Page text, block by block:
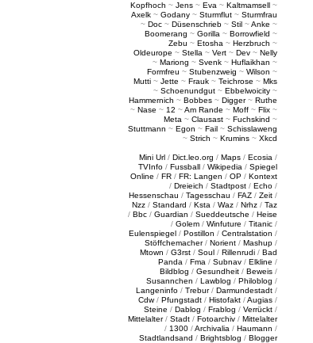
Kopfhoch ~ Jens ~ Eva ~ Kaltmamsell ~
Axelk ~ Godany ~ Sturmflut ~ Sturmfrau
~ Doc ~ Düsenschrieb ~ Stil ~Anke ~
Boomerang ~ Gorilla ~ Borrowfield ~
Zebu ~ Etosha ~ Herzbruch ~
Oldeurope ~ Stella ~ Vert ~ Dev ~ Nelly
~ Mariong ~ Svenk ~ Huflaikhan ~
Formfreu ~ Stubenzweig ~ Wilson ~
Mutti ~ Jette ~ Frauk ~ Teichrose ~ Mks
~ Schoenundgut ~ Ebbelwoicity ~
Hammernich ~ Bobbes ~ Digger~ Ruthe
~ Nase ~ 12 ~Am Rande ~ Moff ~ Flix ~
Meta ~ Clausast ~ Fuchskind ~
Stuttmann ~ Egon ~ Fail ~ Schisslaweng
~ Strich ~ Krumins ~ Xkcd
Mini Url / Dict.leo.org / Maps / Ecosia /
TVInfo / Fussball / Wikipedia / Spiegel
Online / FR / FR: Langen / OP / Kontext
/ Dreieich / Stadtpost / Echo /
Hessenschau / Tagesschau / FAZ / Zeit /
Nzz / Standard / Ksta / Waz / Nrhz / Taz
/ Bbc / Guardian / Sueddeutsche / Heise
/ Golem / Winfuture / Titanic /
Eulenspiegel / Postillon / Centralstation /
Stöffchemacher/ Norient / Mashup /
Mtown / G3rst / Soul / Rillenrudi / Bad
Panda / Fma / Subnav / Elkline /
Bildblog / Gesundheit / Beweis /
Susannchen / Lawblog / Philoblog /
Langeninfo / Trebur/ Darmundestadt /
Cdw/ Pfungstadt / Histofakt /Augias /
Steine / Dablog / Frablog / Verrückt /
Mittelalter/ Stadt / Fotoarchiv / Mittelalter
/ 1300 /Archivalia / Haumann /
Stadtlandsand / Brightsblog / Blogger